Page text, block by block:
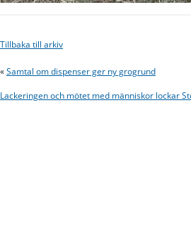
Tillbaka till arkiv
«Samtal om dispenser ger ny grogrund
Lackeringen och mötet med människor lockar